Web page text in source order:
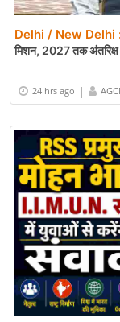
Delhi / New Delhi
मिशन, 2027 तक अंतरिक्ष
24 hrs ago |